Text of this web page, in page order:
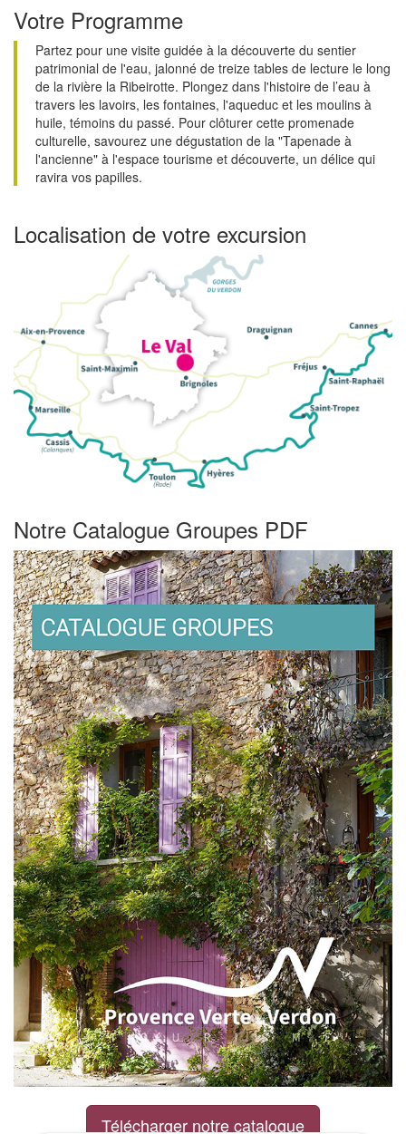
Votre Programme
Partez pour une visite guidée à la découverte du sentier
patrimonial de l'eau, jalonné de treize tables de lecture le long
de la rivière la Ribeirotte. Plongez dans l'histoire de l’eau à
travers les lavoirs, les fontaines, l'aqueduc et les moulins à
huile, témoins du passé. Pour clôturer cette promenade
culturelle, savourez une dégustation de la "Tapenade à
l'ancienne" à l'espace tourisme et découverte, un délice qui
ravira vos papilles.
Localisation de votre excursion
Notre Catalogue Groupes PDF
Télécharger notre catalogue